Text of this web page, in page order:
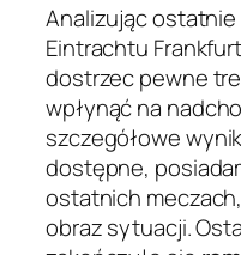
Analizując
Eintrachtu
dostrzec pewne
wpłynąć na
szczegółowe
dostępne,
ostatnich
obraz sytuacji.